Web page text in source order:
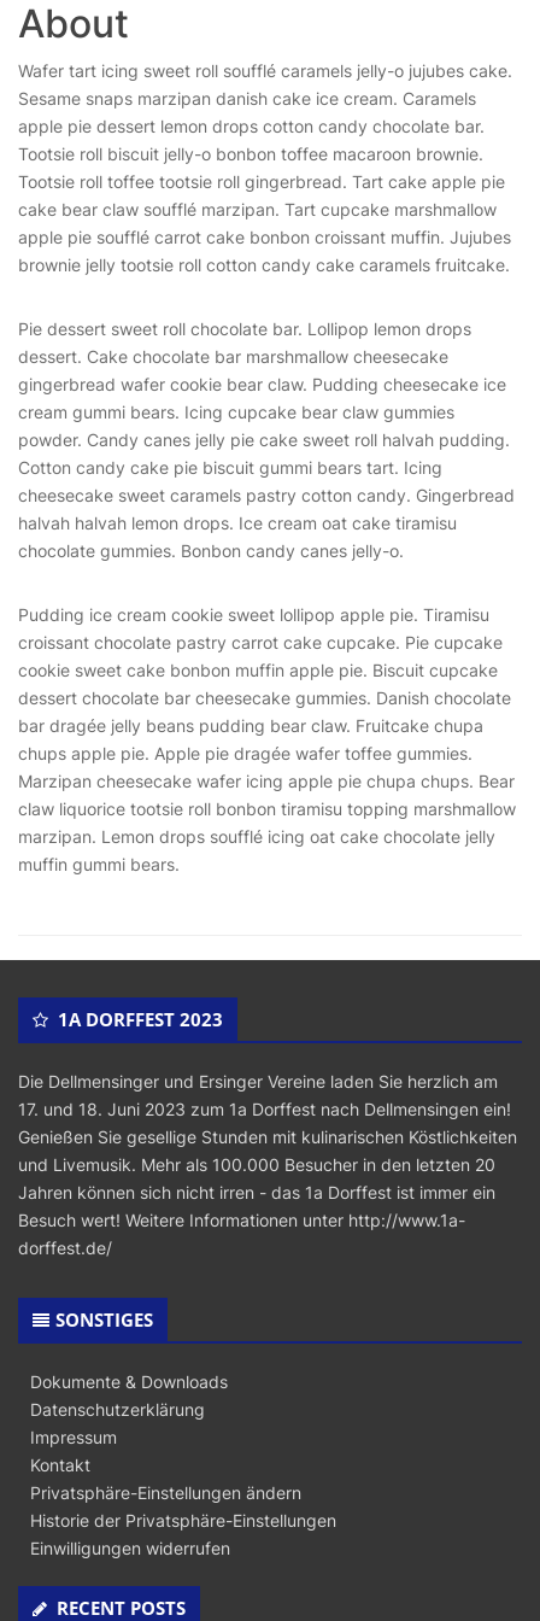
About
Wafer tart icing sweet roll soufflé caramels jelly-o jujubes cake.
Sesame snaps marzipan danish cake ice cream. Caramels
apple pie dessert lemon drops cotton candy chocolate bar.
Tootsie roll biscuit jelly-o bonbon toffee macaroon brownie.
Tootsie roll toffee tootsie roll gingerbread. Tart cake apple pie
cake bear claw soufflé marzipan. Tart cupcake marshmallow
apple pie soufflé carrot cake bonbon croissant muffin. Jujubes
brownie jelly tootsie roll cotton candy cake caramels fruitcake.
Pie dessert sweet roll chocolate bar. Lollipop lemon drops
dessert. Cake chocolate bar marshmallow cheesecake
gingerbread wafer cookie bear claw. Pudding cheesecake ice
cream gummi bears. Icing cupcake bear claw gummies
powder. Candy canes jelly pie cake sweet roll halvah pudding.
Cotton candy cake pie biscuit gummi bears tart. Icing
cheesecake sweet caramels pastry cotton candy. Gingerbread
halvah halvah lemon drops. Ice cream oat cake tiramisu
chocolate gummies. Bonbon candy canes jelly-o.
Pudding ice cream cookie sweet lollipop apple pie. Tiramisu
croissant chocolate pastry carrot cake cupcake. Pie cupcake
cookie sweet cake bonbon muffin apple pie. Biscuit cupcake
dessert chocolate bar cheesecake gummies. Danish chocolate
bar dragée jelly beans pudding bear claw. Fruitcake chupa
chups apple pie. Apple pie dragée wafer toffee gummies.
Marzipan cheesecake wafer icing apple pie chupa chups. Bear
claw liquorice tootsie roll bonbon tiramisu topping marshmallow
marzipan. Lemon drops soufflé icing oat cake chocolate jelly
muffin gummi bears.
1A DORFFEST 2023
Die Dellmensinger und Ersinger Vereine laden Sie herzlich am
17. und 18. Juni 2023 zum 1a Dorffest nach Dellmensingen ein!
Genießen Sie gesellige Stunden mit kulinarischen Köstlichkeiten
und Livemusik. Mehr als 100.000 Besucher in den letzten 20
Jahren können sich nicht irren - das 1a Dorffest ist immer ein
Besuch wert! Weitere Informationen unter http://www.1a-
dorffest.de/
SONSTIGES
Dokumente & Downloads
Datenschutzerklärung
Impressum
Kontakt
Privatsphäre-Einstellungen ändern
Historie der Privatsphäre-Einstellungen
Einwilligungen widerrufen
RECENT POSTS